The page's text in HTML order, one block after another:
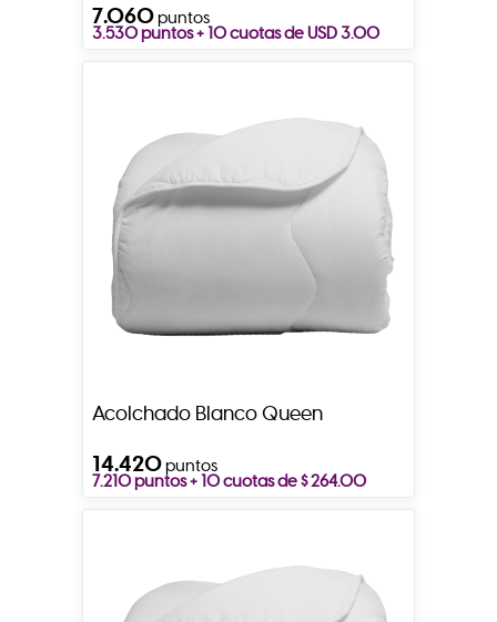
7.060puntos
3.530 puntos + 10 cuotas de USD 3.00
Acolchado Blanco Queen
14.420puntos
7.210 puntos + 10 cuotas de $ 264.00